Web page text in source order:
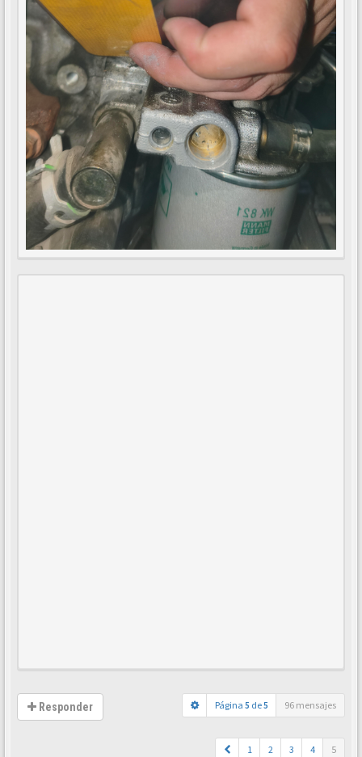
Responder Página 5 de5 96 mensajes
1 2 3 4 5